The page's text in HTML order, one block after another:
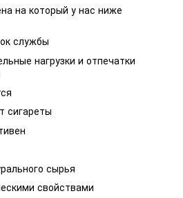
на который у нас ниже
службы
нагрузки и отпечатки
сигареты
сырья
свойствами